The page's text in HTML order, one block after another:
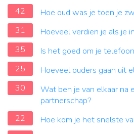
42
Hoe oud was je toen je
31
Hoeveel verdien je als je
35
Is het goed om je
25
Hoeveel ouders gaan uit
30
Wat ben je van elkaar na
partnerschap?
22
Hoe kom je het snelste